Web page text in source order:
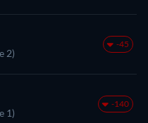
2)
-45
1)
-140